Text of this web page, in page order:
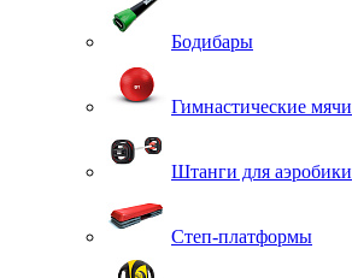
Бодибары
Гимнастические мячи
Штанги для аэробики
Степ-платформы